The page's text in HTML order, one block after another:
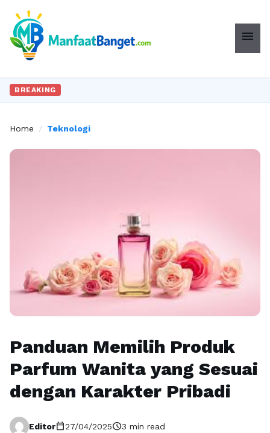
menu
BREAKING
Home / Teknologi
Panduan Memilih Produk
Parfum Wanita yang Sesuai
dengan Karakter Pribadi
Editorcalendar_today27/04/2025schedule3 min read